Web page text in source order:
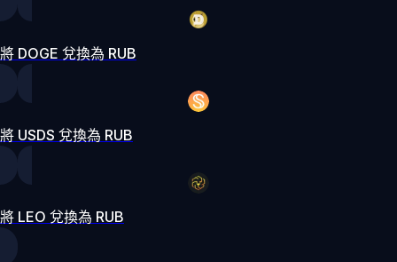
將 DOGE 兌換為 RUB
將 USDS 兌換為 RUB
將 LEO 兌換為 RUB